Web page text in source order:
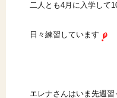
二人とも4月に入学して
日々練習しています
エレナさんはいま先週